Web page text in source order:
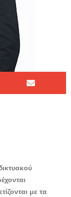
με τα